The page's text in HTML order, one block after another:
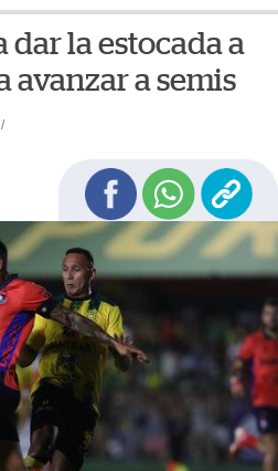
dar la estocada a
avanzar a semis